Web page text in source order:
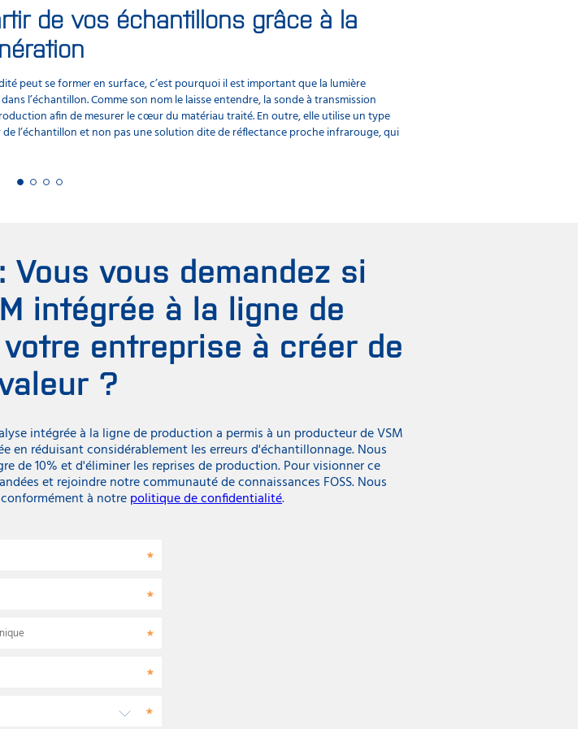
de vos échantillons grâce à la
peut se former en surface, c’est pourquoi il est important que la lumière
l’échantillon. Comme son nom le laisse entendre, la sonde à transmission
afin de mesurer le cœur du matériau traité. En outre, elle utilise un type
l’échantillon et non pas une solution dite de réflectance proche infrarouge, qui
vous demandez si
intégrée à la ligne de
entreprise à créer de
?
intégrée à la ligne de production a permis à un producteur de VSM
en réduisant considérablement les erreurs d'échantillonnage. Nous
de 10% et d'éliminer les reprises de production. Pour visionner ce
et rejoindre notre communauté de connaissances FOSS. Nous
à notrepolitique de confidentialité.